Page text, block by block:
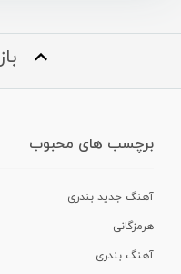
برچسب های محبوب
آهنگ جدید بندری
هرمزگانی
آهنگ بندری